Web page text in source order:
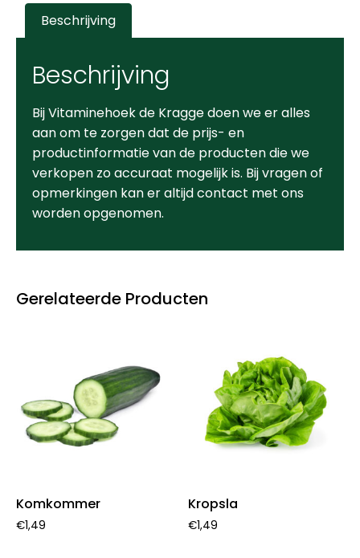
Gerelateerde Producten
Komkommer
€1,49
Kropsla
€1,49
Beschrijving
Beschrijving
Bij Vitaminehoek de Kragge doen we er alles
aan om te zorgen dat de prijs- en
productinformatie van de producten die we
verkopen zo accuraat mogelijk is. Bij vragen of
opmerkingen kan er altijd contact met ons
worden opgenomen.